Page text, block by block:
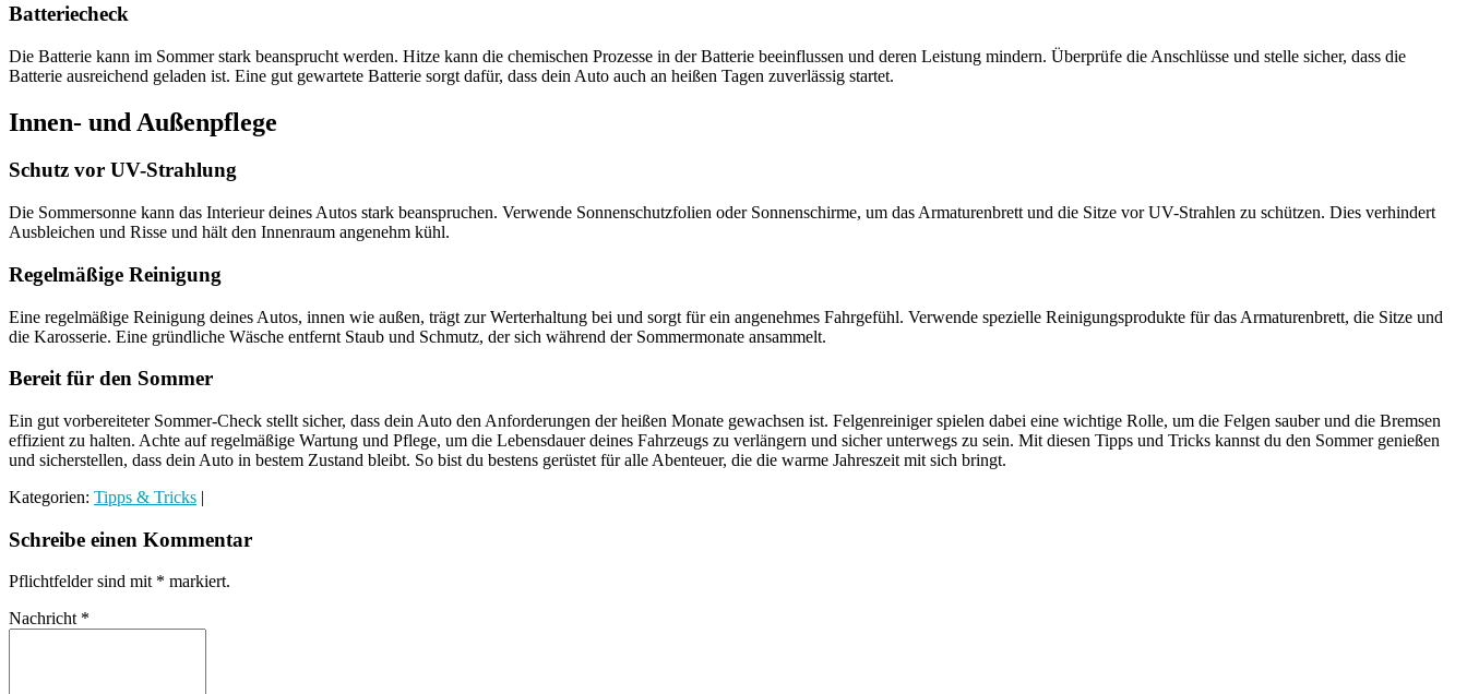
Batteriecheck
Die Batterie kann im Sommer stark beansprucht werden. Hitze kann die chemischen Prozesse in der Batterie beeinflussen und deren Leistung mindern. Überprüfe die Anschlüsse und stelle sicher, dass die
Batterie ausreichend geladen ist. Eine gut gewartete Batterie sorgt dafür, dass dein Auto auch an heißen Tagen zuverlässig startet.
Innen- und Außenpflege
Schutz vor UV-Strahlung
Die Sommersonne kann das Interieur deines Autos stark beanspruchen. Verwende Sonnenschutzfolien oder Sonnenschirme, um das Armaturenbrett und die Sitze vor UV-Strahlen zu schützen. Dies verhindert
Ausbleichen und Risse und hält den Innenraum angenehm kühl.
Regelmäßige Reinigung
Eine regelmäßige Reinigung deines Autos, innen wie außen, trägt zur Werterhaltung bei und sorgt für ein angenehmes Fahrgefühl. Verwende spezielle Reinigungsprodukte für das Armaturenbrett, die Sitze und
die Karosserie. Eine gründliche Wäsche entfernt Staub und Schmutz, der sich während der Sommermonate ansammelt.
Bereit für den Sommer
Ein gut vorbereiteter Sommer-Check stellt sicher, dass dein Auto den Anforderungen der heißen Monate gewachsen ist. Felgenreiniger spielen dabei eine wichtige Rolle, um die Felgen sauber und die Bremsen
effizient zu halten. Achte auf regelmäßige Wartung und Pflege, um die Lebensdauer deines Fahrzeugs zu verlängern und sicher unterwegs zu sein. Mit diesen Tipps und Tricks kannst du den Sommer genießen
und sicherstellen, dass dein Auto in bestem Zustand bleibt. So bist du bestens gerüstet für alle Abenteuer, die die warme Jahreszeit mit sich bringt.
Kategorien: Tipps & Tricks |
Schreibe einen Kommentar
Pflichtfelder sind mit * markiert.
Nachricht *